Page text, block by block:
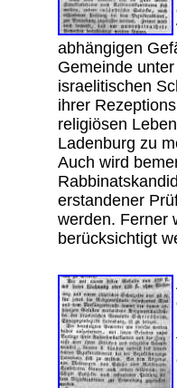
abhängigen
Gemeinde
israelitischen
ihrer
religiösen
Ladenburg zu
Auch wird
erstandener
werden. Ferner
berücksichtigt